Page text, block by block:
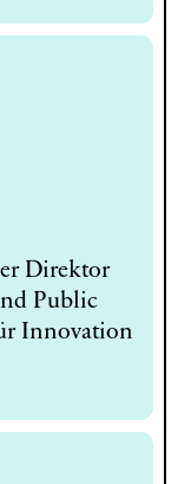
Direktor
Public
Innovation